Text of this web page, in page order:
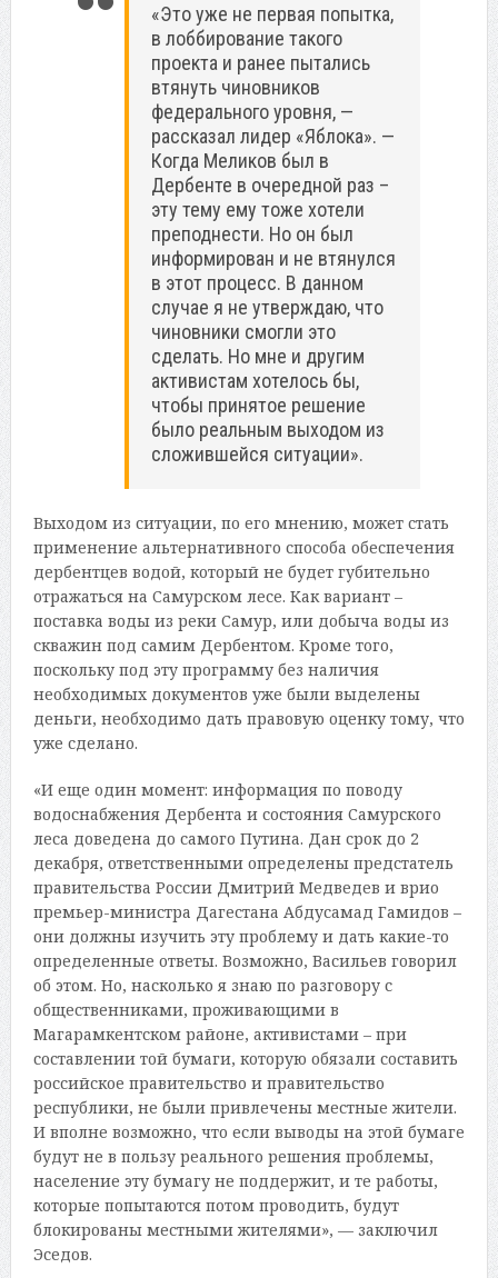
«Это уже не первая попытка,
в лоббирование такого
проекта и ранее пытались
втянуть чиновников
федерального уровня, —
рассказал лидер «Яблока». —
Когда Меликов был в
Дербенте в очередной раз –
эту тему ему тоже хотели
преподнести. Но он был
информирован и не втянулся
в этот процесс. В данном
случае я не утверждаю, что
чиновники смогли это
сделать. Но мне и другим
активистам хотелось бы,
чтобы принятое решение
было реальным выходом из
сложившейся ситуации».
Выходом из ситуации, по его мнению, может стать
применение альтернативного способа обеспечения
дербентцев водой, который не будет губительно
отражаться на Самурском лесе. Как вариант –
поставка воды из реки Самур, или добыча воды из
скважин под самим Дербентом. Кроме того,
поскольку под эту программу без наличия
необходимых документов уже были выделены
деньги, необходимо дать правовую оценку тому, что
уже сделано.
«И еще один момент: информация по поводу
водоснабжения Дербента и состояния Самурского
леса доведена до самого Путина. Дан срок до 2
декабря, ответственными определены предстатель
правительства России Дмитрий Медведев и врио
премьер-министра Дагестана Абдусамад Гамидов –
они должны изучить эту проблему и дать какие-то
определенные ответы. Возможно, Васильев говорил
об этом. Но, насколько я знаю по разговору с
общественниками, проживающими в
Магарамкентском районе, активистами – при
составлении той бумаги, которую обязали составить
российское правительство и правительство
республики, не были привлечены местные жители.
И вполне возможно, что если выводы на этой бумаге
будут не в пользу реального решения проблемы,
население эту бумагу не поддержит, и те работы,
которые попытаются потом проводить, будут
блокированы местными жителями», — заключил
Эседов.